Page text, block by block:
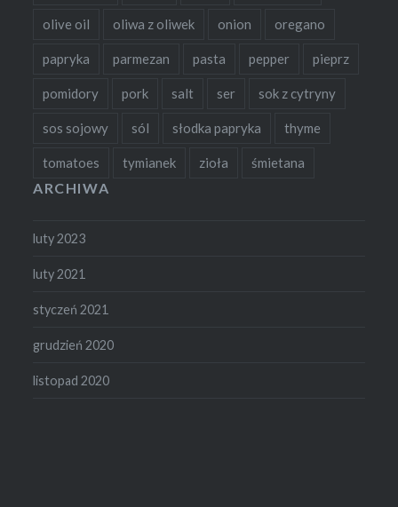
olive oil oliwa z oliwek onion oregano
papryka parmezan pasta pepper pieprz
pomidory pork salt ser sok z cytryny
sos sojowy sól słodka papryka thyme
tomatoes tymianek zioła śmietana
ARCHIWA
luty 2023
luty 2021
styczeń 2021
grudzień 2020
listopad 2020